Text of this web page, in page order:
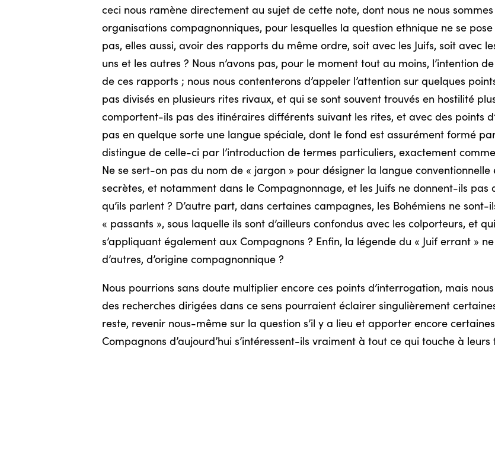
ceci nous ramène directement au sujet de cette note, dont nous ne nous
organisations compagnonniques, pour lesquelles la question ethnique ne se
pas, elles aussi, avoir des rapports du même ordre, soit avec les Juifs, soit avec
uns et les autres ? Nous n’avons pas, pour le moment tout au moins, l’intention
de ces rapports ; nous nous contenterons d’appeler l’attention sur quelques
pas divisés en plusieurs rites rivaux, et qui se sont souvent trouvés en hostilité
comportent-ils pas des itinéraires différents suivant les rites, et avec des points
pas en quelque sorte une langue spéciale, dont le fond est assurément formé
distingue de celle-ci par l’introduction de termes particuliers, exactement
Ne se sert-on pas du nom de « jargon » pour désigner la langue conventionnelle
secrètes, et notamment dans le Compagnonnage, et les Juifs ne donnent-ils
qu’ils parlent ? D’autre part, dans certaines campagnes, les Bohémiens ne sont-
« passants », sous laquelle ils sont d’ailleurs confondus avec les colporteurs, et
s’appliquant également aux Compagnons ? Enfin, la légende du « Juif errant »
d’autres, d’origine compagnonnique ?
Nous pourrions sans doute multiplier encore ces points d’interrogation, mais
des recherches dirigées dans ce sens pourraient éclairer singulièrement
reste, revenir nous-même sur la question s’il y a lieu et apporter encore
Compagnons d’aujourd’hui s’intéressent-ils vraiment à tout ce qui touche à leurs